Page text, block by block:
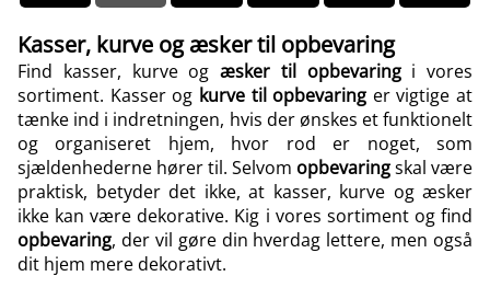
Kasser, kurve og æsker til opbevaring
Find kasser, kurve og æsker til opbevaringi vores
sortiment. Kasser og kurve til opbevaring er vigtige at
tænke ind i indretningen, hvis der ønskes et funktionelt
og organiseret hjem, hvor rod er noget, som
sjældenhederne hører til. Selvom opbevaringskal være
praktisk, betyder det ikke, at kasser, kurve og æsker
ikke kan være dekorative. Kig i vores sortiment og find
opbevaring, der vil gøre din hverdag lettere, men også
dit hjem mere dekorativt.